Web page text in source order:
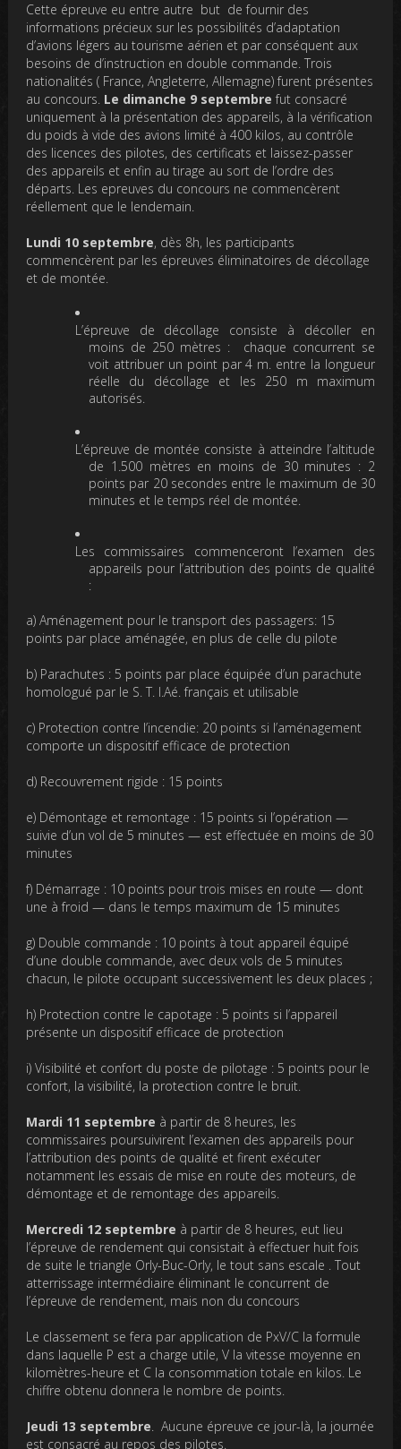
Cette épreuve eu entre autre but de fournir des
informations précieux sur les possibilités d’adaptation
d’avions légers au tourisme aérien et par conséquent aux
besoins de d’instruction en double commande. Trois
nationalités ( France, Angleterre, Allemagne) furent présentes
au concours. Le dimanche 9 septembre fut consacré
uniquement à la présentation des appareils, à la vérification
du poids à vide des avions limité à 400 kilos, au contrôle
des licences des pilotes, des certificats et laissez-passer
des appareils et enfin au tirage au sort de l’ordre des
départs. Les epreuves du concours ne commencèrent
réellement que le lendemain.
Lundi 10 septembre, dès 8h, les participants
commencèrent par les épreuves éliminatoires de décollage
et de montée.
L’épreuve de décollage consiste à décoller en
moins de 250 mètres : chaque concurrent se
voit attribuer un point par 4 m. entre la longueur
réelle du décollage et les 250 m maximum
autorisés.
L’épreuve de montée consiste à atteindre l’altitude
de 1.500 mètres en moins de 30 minutes : 2
points par 20 secondes entre le maximum de 30
minutes et le temps réel de montée.
Les commissaires commenceront l’examen des
appareils pour l’attribution des points de qualité
:
a) Aménagement pour le transport des passagers: 15
points par place aménagée, en plus de celle du pilote
b) Parachutes : 5 points par place équipée d’un parachute
homologué par le S. T. I.Aé. français et utilisable
c) Protection contre l’incendie: 20 points si l’aménagement
comporte un dispositif efficace de protection
d) Recouvrement rigide : 15 points
e) Démontage et remontage : 15 points si l’opération —
suivie d’un vol de 5 minutes — est effectuée en moins de 30
minutes
f) Démarrage : 10 points pour trois mises en route — dont
une à froid — dans le temps maximum de 15 minutes
g) Double commande : 10 points à tout appareil équipé
d’une double commande, avec deux vols de 5 minutes
chacun, le pilote occupant successivement les deux places ;
h) Protection contre le capotage : 5 points si l’appareil
présente un dispositif efficace de protection
i) Visibilité et confort du poste de pilotage : 5 points pour le
confort, la visibilité, la protection contre le bruit.
Mardi 11 septembre à partir de 8 heures, les
commissaires poursuivirent l’examen des appareils pour
l’attribution des points de qualité et firent exécuter
notamment les essais de mise en route des moteurs, de
démontage et de remontage des appareils.
Mercredi 12 septembre à partir de 8 heures, eut lieu
l’épreuve de rendement qui consistait à effectuer huit fois
de suite le triangle Orly-Buc-Orly, le tout sans escale . Tout
atterrissage intermédiaire éliminant le concurrent de
l’épreuve de rendement, mais non du concours
Le classement se fera par application de PxV/C la formule
dans laquelle P est a charge utile, V la vitesse moyenne en
kilomètres-heure et C la consommation totale en kilos. Le
chiffre obtenu donnera le nombre de points.
Jeudi 13 septembre. Aucune épreuve ce jour-là, la journée
est consacré au repos des pilotes.